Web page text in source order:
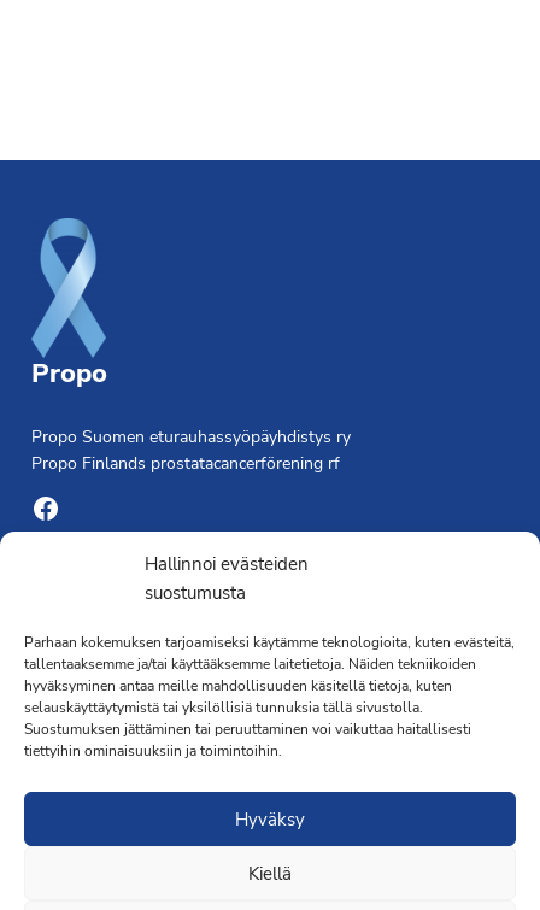
Hallinnoi evästeiden
suostumusta
Parhaan kokemuksen tarjoamiseksi käytämme teknologioita, kuten evästeitä,
tallentaaksemme ja/tai käyttääksemme laitetietoja. Näiden tekniikoiden
hyväksyminen antaa meille mahdollisuuden käsitellä tietoja, kuten
selauskäyttäytymistä tai yksilöllisiä tunnuksia tällä sivustolla.
Suostumuksen jättäminen tai peruuttaminen voi vaikuttaa haitallisesti
tiettyihin ominaisuuksiin ja toimintoihin.
Hyväksy
Kiellä
Propo
Propo Suomen eturauhassyöpäyhdistys ry
Propo Finlands prostatacancerförening rf
Facebook
Yhdistyksen toimisto
Laivapojankatu 3 C, 00180 Helsinki
toimisto@propo.fi
Saavutettavuusseloste »
Toiminnanjohtaja